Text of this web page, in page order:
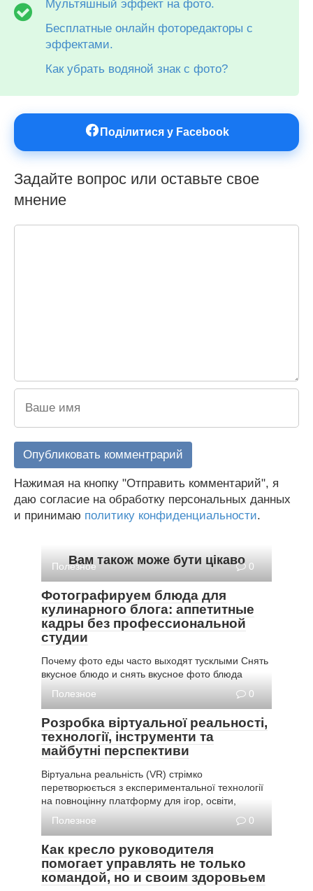
Мультяшный эффект на фото.
Бесплатные онлайн фоторедакторы с
эффектами.
Как убрать водяной знак с фото?
Поділитися у Facebook
Задайте вопрос или оставьте свое
мнение
Нажимая на кнопку "Отправить комментарий", я
даю согласие на обработку персональных данных
и принимаю политику конфиденциальности.
Вам також може бути цікаво
Полезное 0
Фотографируем блюда для
кулинарного блога: аппетитные
кадры без профессиональной
студии
Почему фото еды часто выходят тусклыми Снять
вкусное блюдо и снять вкусное фото блюда
Полезное
0
Розробка віртуальної реальності,
технології, інструменти та
майбутні перспективи
Віртуальна реальність (VR) стрімко
перетворюється з експериментальної технології
на повноцінну платформу для ігор, освіти,
Полезное
0
Как кресло руководителя
помогает управлять не только
командой, но и своим здоровьем